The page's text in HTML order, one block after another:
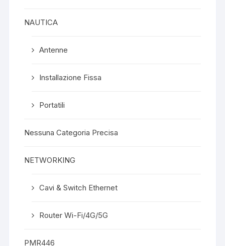
NAUTICA
Antenne
Installazione Fissa
Portatili
Nessuna Categoria Precisa
NETWORKING
Cavi & Switch Ethernet
Router Wi-Fi/4G/5G
PMR446